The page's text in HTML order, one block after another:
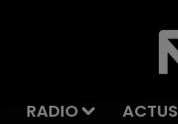
RADIO ACTUS